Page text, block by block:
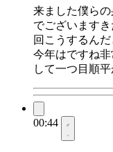
来ました僕ら
でございます
回こうするん
今年はですね
して一つ目順
00:44